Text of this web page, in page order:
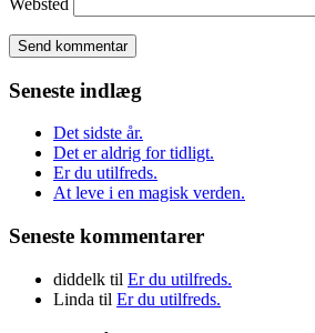
Seneste indlæg
Det sidste år.
Det er aldrig for tidligt.
Er du utilfreds.
At leve i en magisk verden.
Seneste kommentarer
diddelk til Er du utilfreds.
Linda til Er du utilfreds.